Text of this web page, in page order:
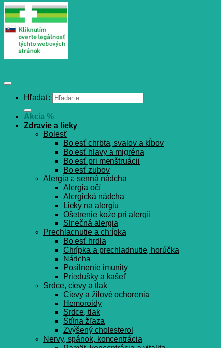
Hľadať:
Akcia %
Zdravie a lieky
Bolesť
Bolesť chrbta, svalov a kĺbov
Bolesť hlavy a migréna
Bolesť pri menštruácii
Bolesť zubov
Alergia a senná nádcha
Alergia očí
Alergická nádcha
Lieky na alergiu
Ošetrenie kože pri alergii
Slnečná alergia
Prechladnutie a chrípka
Bolesť hrdla
Chrípka a prechladnutie, horúčka
Nádcha
Posilnenie imunity
Priedušky a kašeľ
Srdce, cievy a tlak
Cievy a žilové ochorenia
Hemoroidy
Srdce, tlak
Štítna žľaza
Zvýšený cholesterol
Nervy, spánok, koncentrácia